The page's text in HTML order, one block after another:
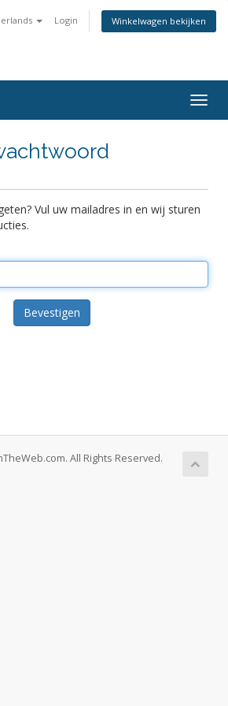
Login Winkelwagen bekijken
Vul uw mailadres in en wij sturen
Bevestigen
All Rights Reserved.